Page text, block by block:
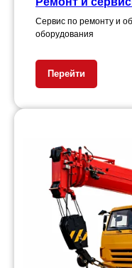
Сервис по ремонту и
оборудования
Перейти